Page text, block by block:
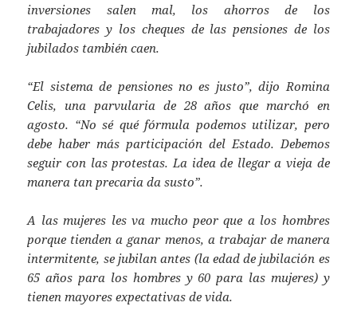
inversiones salen mal, los ahorros de los
trabajadores y los cheques de las pensiones de los
jubilados también caen.
“El sistema de pensiones no es justo”, dijo Romina
Celis, una parvularia de 28 años que marchó en
agosto. “No sé qué fórmula podemos utilizar, pero
debe haber más participación del Estado. Debemos
seguir con las protestas. La idea de llegar a vieja de
manera tan precaria da susto”.
A las mujeres les va mucho peor que a los hombres
porque tienden a ganar menos, a trabajar de manera
intermitente, se jubilan antes (la edad de jubilación es
65 años para los hombres y 60 para las mujeres) y
tienen mayores expectativas de vida.